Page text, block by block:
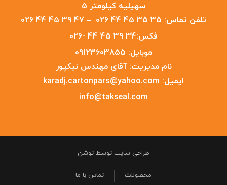
سهیلیه کیلومتر 5
تلفن تماس: 35 35 45 44 026
–
47 39 45 44 026
فکس:34 39 45 44 -026
موبایل: 09123603855
نام مدیریت:آقای مهندس نیکپور
ایمیل: karadj.cartonpars@yahoo.com
info@takseal.com
طراحی سایت توسط توشن
تماس با ما محصولات